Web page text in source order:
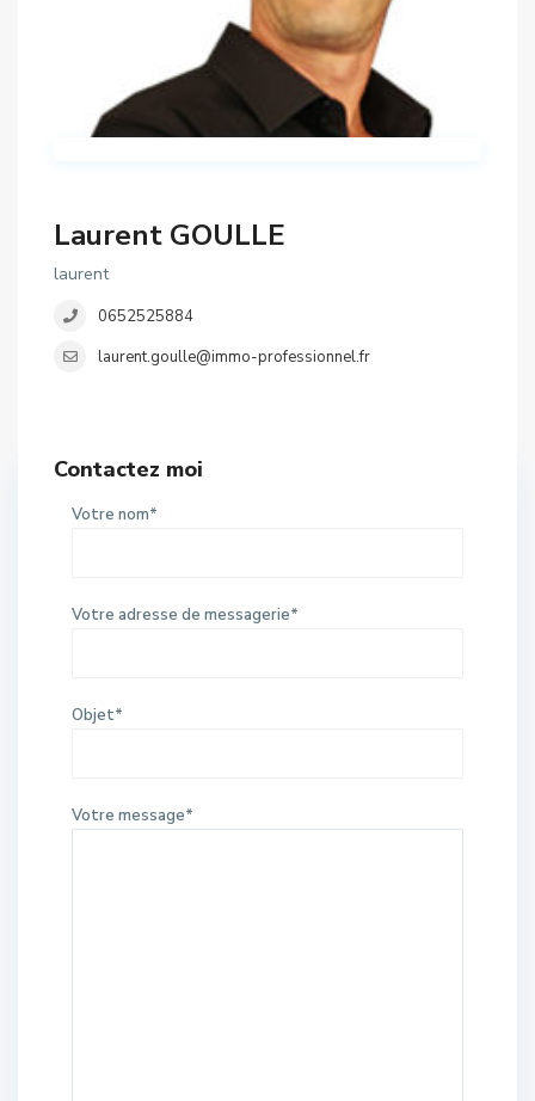
Laurent GOULLE
laurent
0652525884
laurent.goulle@immo-professionnel.fr
Contactez moi
Votre nom*
Votre adresse de messagerie*
Objet*
Votre message*